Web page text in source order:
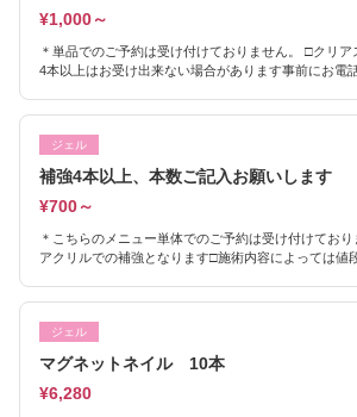
¥1,000～
＊単品でのご予約は受け付けておりません。 □クリ
4本以上はお受け出来ない場合があります事前にお電
ジェル
補強4本以上、本数ご記入お願いします
¥700～
＊こちらのメニュー単体でのご予約は受け付けてお
アクリルでの補強となります□施術内容によっては値
ジェル
マグネットネイル 10本
¥6,280